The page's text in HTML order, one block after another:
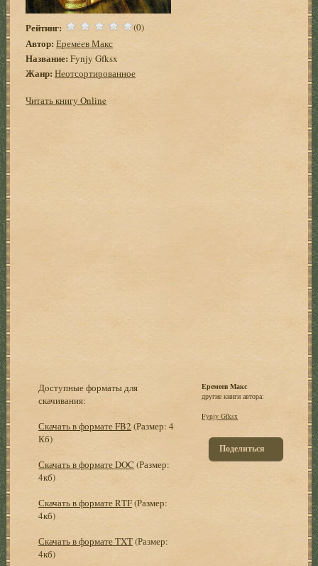
Рейтинг: (0)
Автор: Еремеев Макс
Название: Fynjy Gfksx
Жанр: Неотсортированное
Читать книгу Online
Доступные форматы для
скачивания:
Скачать в формате FB2 (Размер: 4
Кб)
Скачать в формате DOC (Размер:
4кб)
Скачать в формате RTF(Размер:
4кб)
Скачать в формате TXT(Размер:
4кб)
Еремеев Макс
другие книги автора:
Fynjy Gfksx
Поделиться